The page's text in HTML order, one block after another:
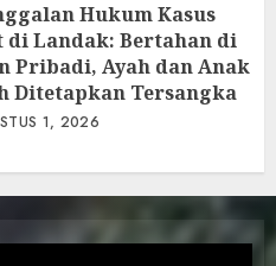
Hukum Kasus
di Landak: Bertahan di
Pribadi, Ayah dan Anak
Ditetapkan Tersangka
1, 2026